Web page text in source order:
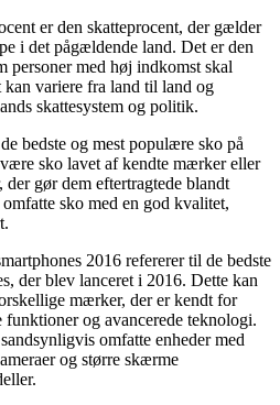
er den skatteprocent, der gælder
i det pågældende land. Det er den
personer med høj indkomst skal
kan variere fra land til land og
skattesystem og politik.
bedste og mest populære sko på
sko lavet af kendte mærker eller
der gør dem eftertragtede blandt
sko med en god kvalitet,
2016 refererer til de bedste
der blev lanceret i 2016. Dette kan
mærker, der er kendt for
og avancerede teknologi.
omfatte enheder med
og større skærme